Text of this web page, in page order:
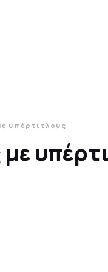
υπέρτιτλους